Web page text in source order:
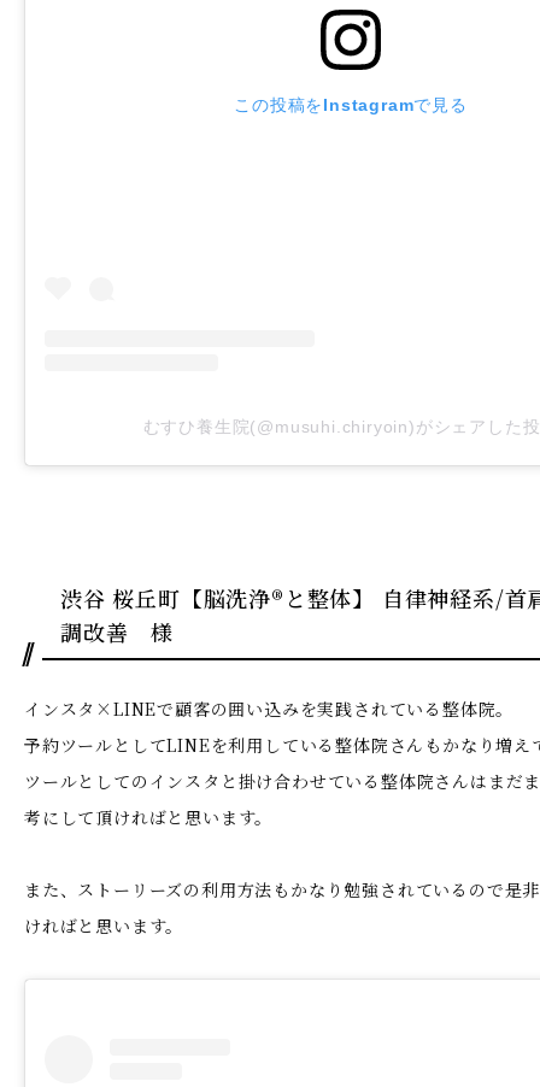
この投稿をInstagramで見る
むすひ養生院(@musuhi.chiryoin)がシェアした
渋谷 桜丘町【脳洗浄®︎と整体】 自律神経系/首
調改善 様
インスタ×LINEで顧客の囲い込みを実践されている整体院。
予約ツールとしてLINEを利用している整体院さんもかなり増え
ツールとしてのインスタと掛け合わせている整体院さんはまだ
考にして頂ければと思います。
また、ストーリーズの利用方法もかなり勉強されているので是
ければと思います。